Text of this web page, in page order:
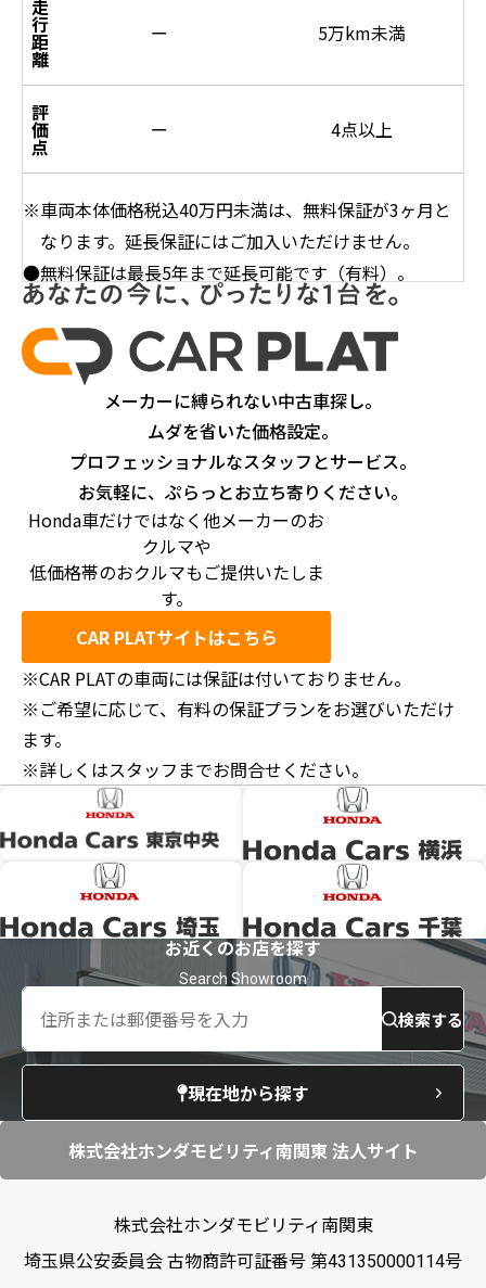
走
行
距
離
ー 5万km未満
評
価
点
ー 4点以上
※車両本体価格税込40万円未満は、無料保証が3ヶ月と
なります。延長保証にはご加入いただけません。
●無料保証は最長5年まで延長可能です（有料）。
メーカーに縛られない中古車探し。
ムダを省いた価格設定。
プロフェッショナルなスタッフとサービス。
お気軽に、ぷらっとお立ち寄りください。
Honda車だけではなく他メーカーのお
クルマや
低価格帯のおクルマもご提供いたしま
す。
CAR PLATサイトはこちら
※CAR PLATの車両には保証は付いておりません。
※ご希望に応じて、有料の保証プランをお選びいただけ
ます。
※詳しくはスタッフまでお問合せください。
お近くのお店を探す
検索する
現在地から探す
株式会社ホンダモビリティ南関東 法人サイト
株式会社ホンダモビリティ南関東
埼玉県公安委員会 古物商許可証番号 第431350000114号